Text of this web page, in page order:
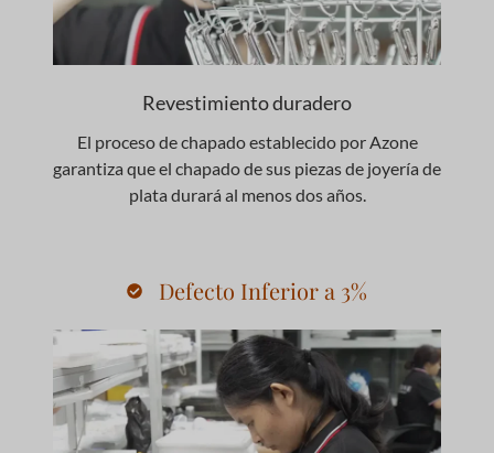
Revestimiento duradero
El proceso de chapado establecido por Azone
garantiza que el chapado de sus piezas de joyería de
plata durará al menos dos años.
Defecto Inferior a 3%